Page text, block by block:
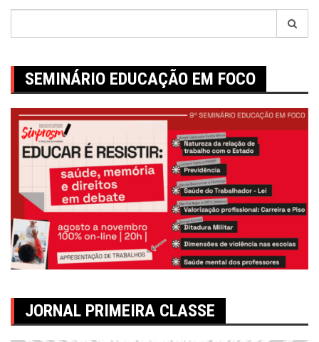
SEMINÁRIO EDUCAÇÃO EM FOCO
JORNAL PRIMEIRA CLASSE